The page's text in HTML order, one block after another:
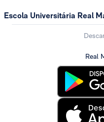
Escola Universitária Real
Real